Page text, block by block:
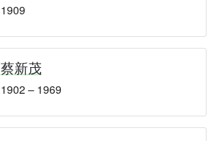
1909
蔡新茂
1902 – 1969